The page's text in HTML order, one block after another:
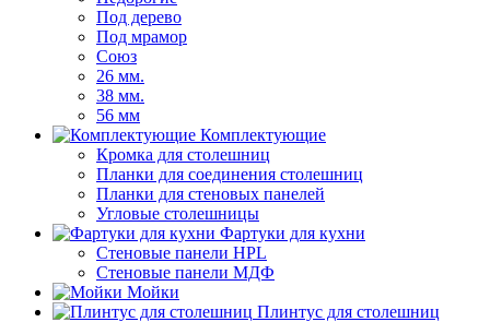
Под дерево
Под мрамор
Союз
26 мм.
38 мм.
56 мм
Комплектующие
Кромка для столешниц
Планки для соединения столешниц
Планки для стеновых панелей
Угловые столешницы
Фартуки для кухни
Стеновые панели HPL
Стеновые панели МДФ
Мойки
Плинтус для столешниц